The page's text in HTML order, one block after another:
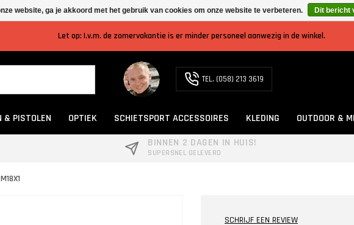
Let op: I.v.m. de zomervakantie is er minder personeel aanwezig in de winkel.
TEL. (058) 213 3619
& PISTOLEN OPTIEK SCHIETSPORT ACCESSOIRES KLEDING OUTDOOR &
BINNEN 2 DAGEN IN HUIS!
SUPERSNEL GELEVERD
SCHRIJF EEN REVIEW
website, ga je akkoord met het gebruik van cookies om onze website te verbeteren. Dit bericht